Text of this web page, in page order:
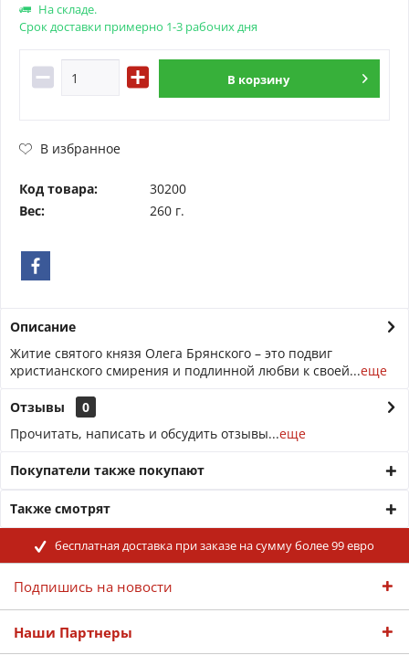
На складе.
Срок доставки примерно 1-3 рабочих дня
В корзину
В избранное
Код товара:
30200
Вес:
260 г.
Описание
Житие святого князя Олега Брянского – это подвиг
христианского смирения и подлинной любви к своей...еще
Отзывы
0
Прочитать, написать и обсудить отзывы...еще
Покупатели также покупают
Также смотрят
бесплатная доставка при заказе на сумму более 99 евро
Подпишись на новости
Наши Партнеры